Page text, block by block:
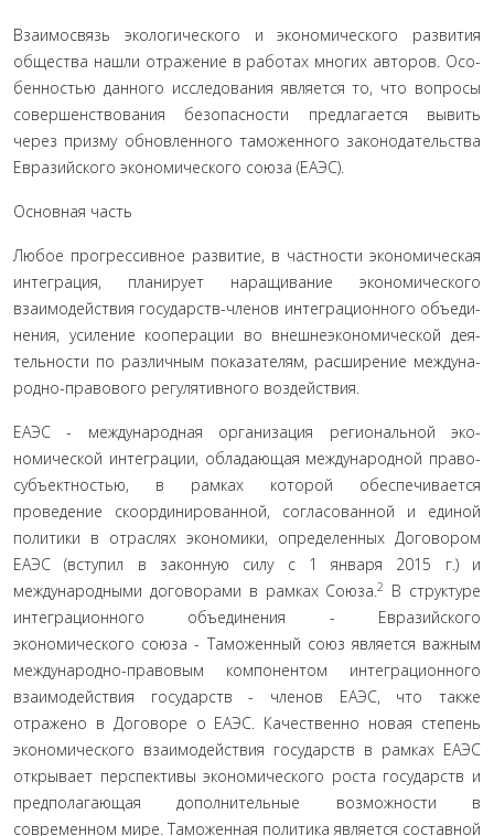
Взаимосвязь экологического и экономического развития
общества нашли отражение в работах многих авторов. Осо­
бенностью данного исследования является то, что вопросы
совершенствования безопасности предлагается вывить
через призму обновленного таможенного законодательства
Евра­зийского экономического союза (ЕАЭС).
Основная часть
Любое прогрессивное развитие, в частности экономиче­ская
интеграция, планирует наращивание экономического
взаимодействия государств-членов интеграционного объеди­
нения, усиление кооперации во внешнеэкономической дея­
тельности по различным показателям, расширение междуна­
родно-правового регулятивного воздействия.
ЕАЭС - международная организация региональной эко­
номической интеграции, обладающая международной право­
субъектностью, в рамках которой обеспечивается
проведение скоординированной, согласованной и единой
политики в от­раслях экономики, определенных Договором
ЕАЭС (вступил в законную силу с 1 января 2015 г.) и
международными догово­рами в рамках Союза.2
В структуре
интеграционного объеди­нения - Евразийского
экономического союза - Таможенный союз является важным
международно-правовым компонен­том интеграционного
взаимодействия государств - членов ЕАЭС, что также
отражено в Договоре о ЕАЭС. Качественно новая степень
экономического взаимодействия государств в рамках ЕАЭС
открывает перспективы экономического роста государств и
предполагающая дополнительные возможно­сти в
современном мире. Таможенная политика является со­ставной